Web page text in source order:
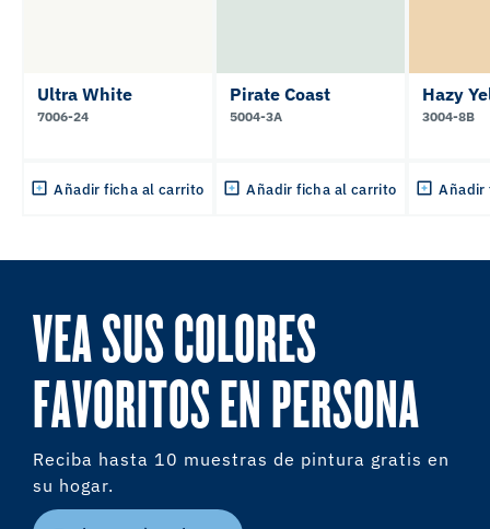
Ultra White
7006-24
Añadir ficha al carrito
Pirate Coast
5004-3A
Añadir ficha al carrito
Hazy
3004-8B
Añadir
VEA SUS COLORES
FAVORITOS EN PERSONA
Reciba hasta 10 muestras de pintura gratis en
su hogar.